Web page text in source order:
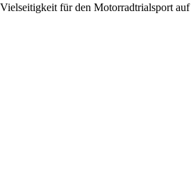
für den Motorradtrialsport auf